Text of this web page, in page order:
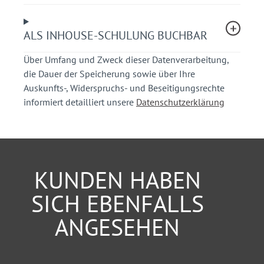
Ihr Nutzen
Sie erfahren, wer zwingend an einer
Verkehrsschau teilnehmen muss.
Sie lernen, warum die interdisziplinäre
Vertreter kommunaler Verwaltungen, Polizei,
Straßenmeistereien, Ingenieurbüros und
Bauunternehmen
ALS INHOUSE-SCHULUNG BUCHBAR
Über Umfang und Zweck dieser Datenverarbeitung,
die Dauer der Speicherung sowie über Ihre
Auskunfts-, Widerspruchs- und Beseitigungsrechte
informiert detailliert unsere Datenschutzerklärung
KUNDEN HABEN
SICH EBENFALLS
ANGESEHEN